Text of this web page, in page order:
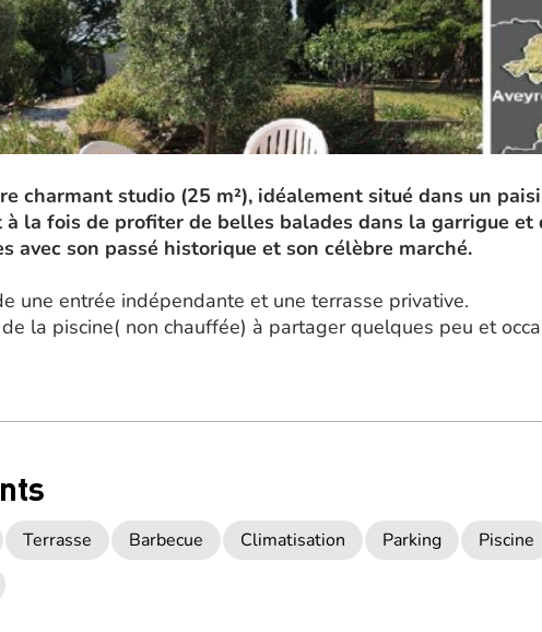
charmant studio (25 m²), idéalement situé dans un
la fois de profiter de belles balades dans la garrigue et
avec son passé historique et son célèbre marché.
une entrée indépendante et une terrasse privative.
la piscine( non chauffée) à partager quelques peu et
Terrasse Barbecue Climatisation Parking
Piscine